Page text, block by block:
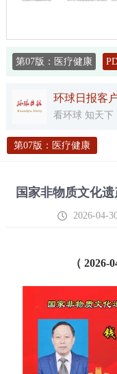
第07版：医疗健康
环球日报客
看环球 知天下
第07版：医疗健康
国家非物质文化
2026-04-
（ 2026-